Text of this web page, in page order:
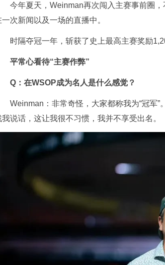
今年夏天，Weinman再次闯入主赛事前圈
一次新闻以及一场的直播中。
时隔夺冠一年，斩获了史上最高主赛奖励
平常心看待“主赛作弊”
Q：在WSOP成为名人是什么感觉？
Weinman：非常奇怪，大家都称我为“冠军
我说话，这让我很不习惯，我并不享受出名。